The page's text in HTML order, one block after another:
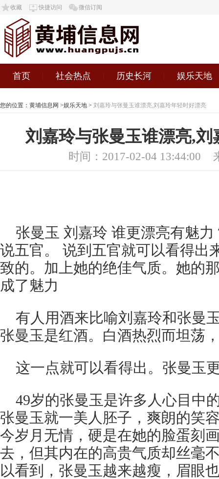
收藏 快捷访问 微信订阅
首页 社会热点 历史长河 娱乐天地
您的位置： 黄埔信息网 >娱乐天地 > 刘嘉玲与张曼玉谁漂亮,刘嘉玲年轻时好漂亮
刘嘉玲与张曼玉谁漂亮,
时间：2017-02-04 13:44:00
张曼玉 刘嘉玲 谁更漂亮有魅
说五官。 说到五官就可以看得出
致的。加上她的绝佳气质。她的
成了魅力
有人用酒来比喻刘嘉玲和张曼
张曼玉是红酒。白酒热烈而坦荡
这一点就可以看得出。张曼玉
49岁的张曼玉是许多人心目中
张曼玉就一美人胚子，爽朗的笑
今岁月无情，硬是在她的脸蛋刻
去，但其内在的高贵气质却丝毫
以看到，张曼玉越来越瘦，眉眼